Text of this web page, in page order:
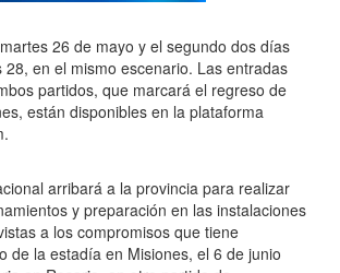
26 de mayo y el segundo dos días
28, en el mismo escenario. Las entradas
partidos, que marcará el regreso de
están disponibles en la plataforma
arribará a la provincia para realizar
y preparación en las instalaciones
a los compromisos que tiene
de la estadía en Misiones, el 6 de junio